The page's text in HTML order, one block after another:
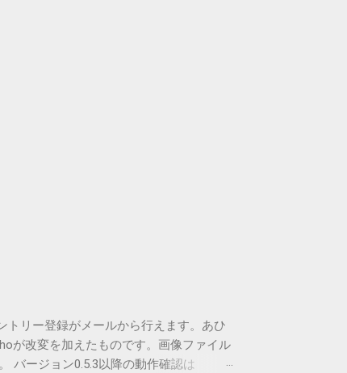
トリー登録がメールから行えます。あひ
が改変を加えたものです。画像ファイル
バージョン0.5.3以降の動作確認は